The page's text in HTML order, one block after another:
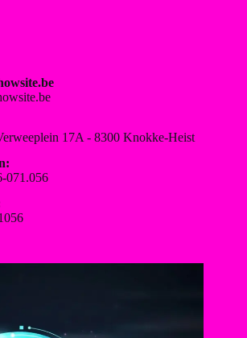
17A - 8300 Knokke-Heist
071.056